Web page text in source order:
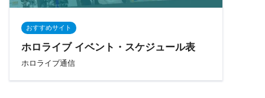
おすすめサイト
ホロライブ イベント・スケジュール表
ホロライブ通信